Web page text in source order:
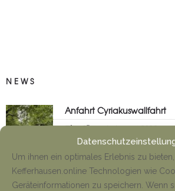
Um ihnen ein optimales Erlebnis zu
Kefferhausen.online Technologien wie
Geräteinformationen zu speichern. Wenn
NEWS
Anfahrt Cyriakuswallfahrt
Tino Jäger 1. August 2026
Neueröffnung Gaststätte